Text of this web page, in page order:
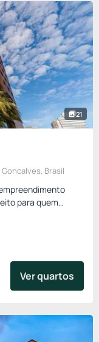
21
Brasil
para quem
zona mais
Ver quartos